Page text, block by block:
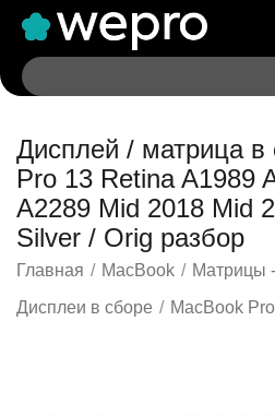
Дисплей / матрица в
Pro 13 Retina A1989
A2289 Mid 2018 Mid
Silver / Orig разбор
Главная / MacBook / Матрицы
Дисплеи в сборе / MacBook